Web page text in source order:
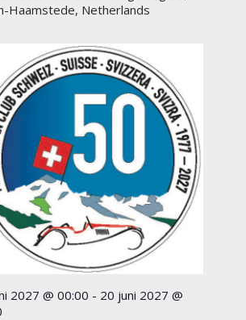
Haamstede, Netherlands
2027 @ 00:00 - 20 juni 2027 @